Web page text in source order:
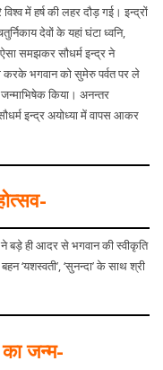
में हर्ष की लहर दौड़ गई। इन्द्रों
देवों के यहां घंटा ध्वनि,
समझकर सौधर्म इन्द्र ने
करके भगवान को सुमेरु पर्वत पर ले
किया। अनन्तर
इन्द्र अयोध्या में वापस आकर
ने बड़े ही आदर से भगवान की स्वीकृति
‘यशस्वती’, ‘सुनन्दा’ के साथ श्री
जन्म-